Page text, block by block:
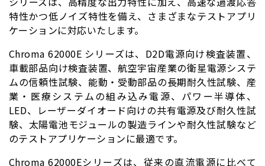
特性かつ低ノイズ特性を備え、さまざまなテストアプリ
ケーションに対応いたします。
Chroma 62000E シリーズは、D2D電源向け検査装置、
車載部品向け検査装置、航空宇宙産業の衛星電源システ
ムの信頼性試験、能動・受動部品の長期耐久性試験、産
業・医療システムの組み込み電源、パワー半導体、
LED、レーザーダイオード向けの共有電源及び耐久性試
験、太陽電池モジュールの製造ラインや耐久性試験など
のテストアプリケーションに最適です。
Chroma 62000Eシリーズは、従来の直流電源に比べて